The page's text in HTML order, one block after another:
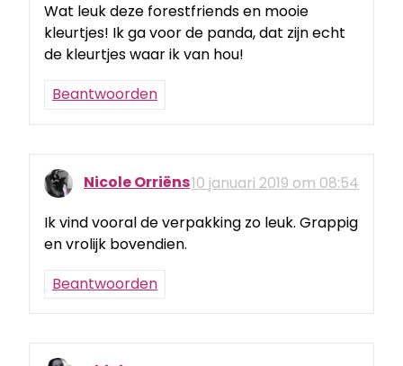
Wat leuk deze forestfriends en mooie
kleurtjes! Ik ga voor de panda, dat zijn echt
de kleurtjes waar ik van hou!
Beantwoorden
Nicole Orriëns10 januari 2019 om 08:54
Ik vind vooral de verpakking zo leuk. Grappig
en vrolijk bovendien.
Beantwoorden